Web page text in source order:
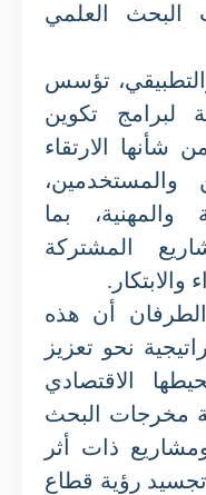
البحث العلمي
تؤسس
لبرامج تكوين
شأنها الارتقاء
والمستخدمين،
والمهنية، بما
المشتركة
أن هذه
نحو تعزيز
الاقتصادي
مخرجات البحث
ذات أثر
رؤية قطاع